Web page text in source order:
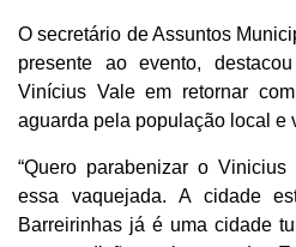
O secretário de Assuntos
presente ao evento,
Vinícius Vale em retornar
aguarda pela população local e
“Quero parabenizar o
essa vaquejada. A cidade
Barreirinhas já é uma cidade